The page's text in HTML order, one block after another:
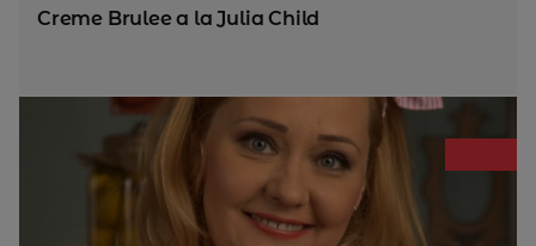
Creme Brulee a la Julia Child